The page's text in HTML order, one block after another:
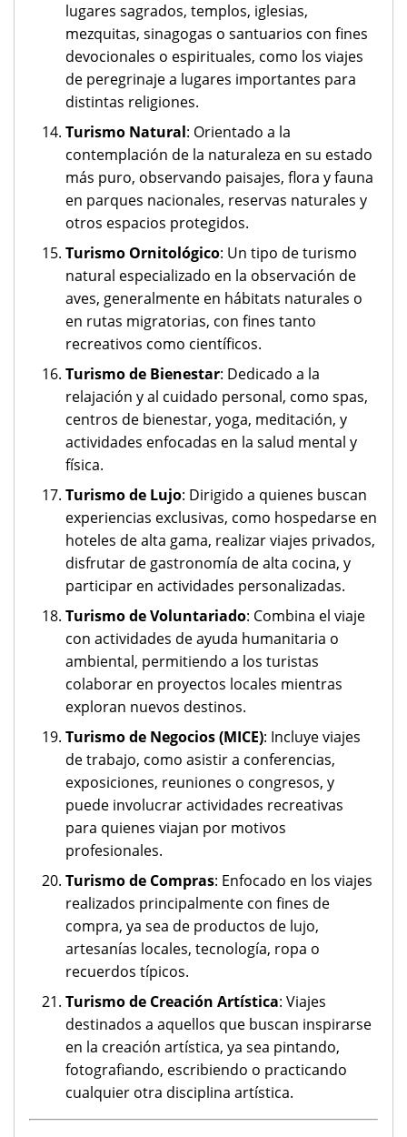
lugares sagrados, templos, iglesias,
mezquitas, sinagogas o santuarios con fines
devocionales o espirituales, como los viajes
de peregrinaje a lugares importantes para
distintas religiones.
Turismo Natural: Orientado a la
contemplación de la naturaleza en su estado
más puro, observando paisajes, flora y fauna
en parques nacionales, reservas naturales y
otros espacios protegidos.
Turismo Ornitológico: Un tipo de turismo
natural especializado en la observación de
aves, generalmente en hábitats naturales o
en rutas migratorias, con fines tanto
recreativos como científicos.
Turismo de Bienestar: Dedicado a la
relajación y al cuidado personal, como spas,
centros de bienestar, yoga, meditación, y
actividades enfocadas en la salud mental y
física.
Turismo de Lujo: Dirigido a quienes buscan
experiencias exclusivas, como hospedarse en
hoteles de alta gama, realizar viajes privados,
disfrutar de gastronomía de alta cocina, y
participar en actividades personalizadas.
Turismo de Voluntariado: Combina el viaje
con actividades de ayuda humanitaria o
ambiental, permitiendo a los turistas
colaborar en proyectos locales mientras
exploran nuevos destinos.
Turismo de Negocios (MICE): Incluye viajes
de trabajo, como asistir a conferencias,
exposiciones, reuniones o congresos, y
puede involucrar actividades recreativas
para quienes viajan por motivos
profesionales.
Turismo de Compras: Enfocado en los viajes
realizados principalmente con fines de
compra, ya sea de productos de lujo,
artesanías locales, tecnología, ropa o
recuerdos típicos.
Turismo de Creación Artística: Viajes
destinados a aquellos que buscan inspirarse
en la creación artística, ya sea pintando,
fotografiando, escribiendo o practicando
cualquier otra disciplina artística.